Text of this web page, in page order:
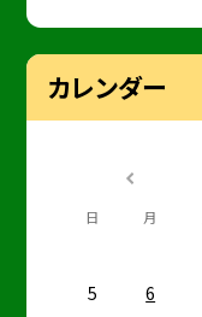
カレンダー
日 月
5
6